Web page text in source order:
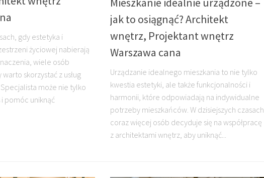
gdy estetyka i
życiowej nabierają
wiele osób
skorzystać z usług
może nie tylko
pomóc uniknąć
jak to osiągnąć? Architekt
wnętrz, Projektant wnętrz
Warszawa cana
Urządzanie idealnego mieszkania to nie tylko
kwestia estetyki, ale także funkcjonalności i
harmonii, które odpowiadają na indywidualne
potrzeby mieszkańców. W dzisiejszych czasach
coraz więcej osób decyduje się na współpracę
z architektami wnętrz, aby uniknąć...